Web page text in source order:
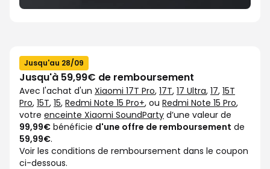
Jusqu'au 28/09
Jusqu'à 59,99€ de remboursement
Avec l'achat d'un Xiaomi 17T Pro, 17T, 17 Ultra, 17, 15T
Pro, 15T, 15, Redmi Note 15 Pro+, ou Redmi Note 15 Pro,
votre enceinte Xiaomi SoundParty d’une valeur de
99,99€ bénéficie d'une offre de remboursement de
59,99€.
Voir les conditions de remboursement dans le coupon
ci-dessous.